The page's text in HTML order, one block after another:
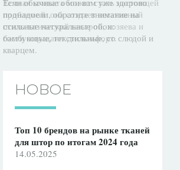
Если обычные обои вам уже здорово
поднадоели, обратите внимание на
стильные натуральные обои:
бамбуковые, текстильные, со слюдой и
кварцем.
Темная комната может стать настоящей
проблемой: она создает негативный
психологический настрой, хозяева и
гости ощущают дискомфорт.
НОВОЕ
Топ 10 брендов на рынке тканей
для штор по итогам 2024 года
14.05.2025